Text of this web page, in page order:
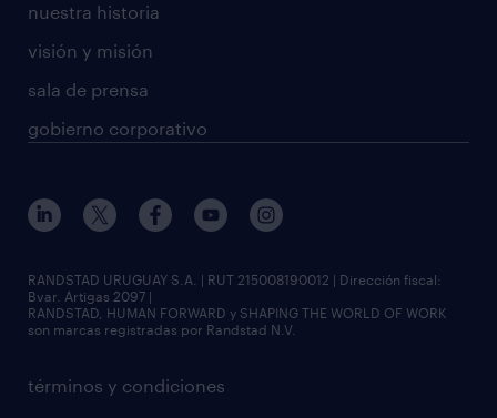
nuestra historia
visión y misión
sala de prensa
gobierno corporativo
términos y condiciones
RANDSTAD URUGUAY S.A. | RUT 215008190012 | Dirección fiscal:
Bvar. Artigas 2097 |
RANDSTAD, HUMAN FORWARD y SHAPING THE WORLD OF WORK
son marcas registradas por Randstad N.V.